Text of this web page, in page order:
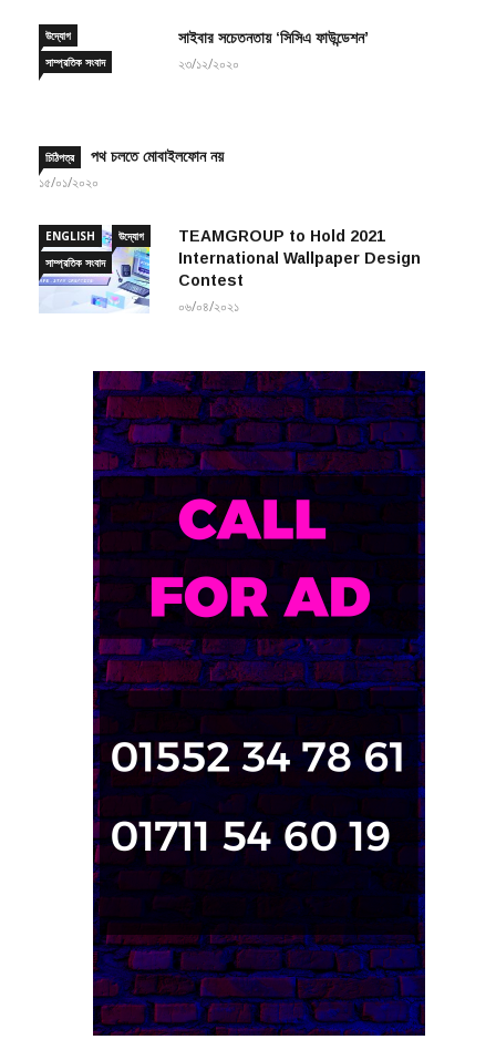
উদ্যোগ
সাম্প্রতিক সংবাদ
সাইবার সচেতনতায় ‘সিসিএ ফাউন্ডেশন’
২৩/১২/২০২০
চিঠিপত্র পথ চলতে মোবাইলফোন নয়
১৫/০১/২০২০
ENGLISH
উদ্যোগ
সাম্প্রতিক সংবাদ
TEAMGROUP to Hold 2021
International Wallpaper Design
Contest
০৬/০৪/২০২১